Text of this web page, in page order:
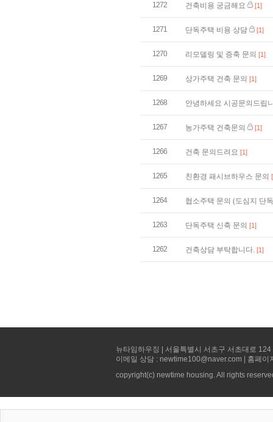
1272 건축비용 궁금해요 [1]
1271 단독주택 비용 상담 [1]
1270 리모델링 및 증축 문의 [1]
1269 상가주택 건축 문의 [1]
1268 안녕하세요 시공문의드립
1267 농가주택 건축문의 [1]
1266 건축 문의드려요 [1]
1265 친환경 패시브하우스 문의
1264 협소주택 문의 (도심지 단
1263 단독주택 신축 문의 [1]
1262 건축상담 부탁합니다. [1]
뉴타임하우징 | 서울특별시 서초구 서초대로
이메일 상담 : newtime100@naver.com | 홈페
copyright(c) newtime housing. All rights